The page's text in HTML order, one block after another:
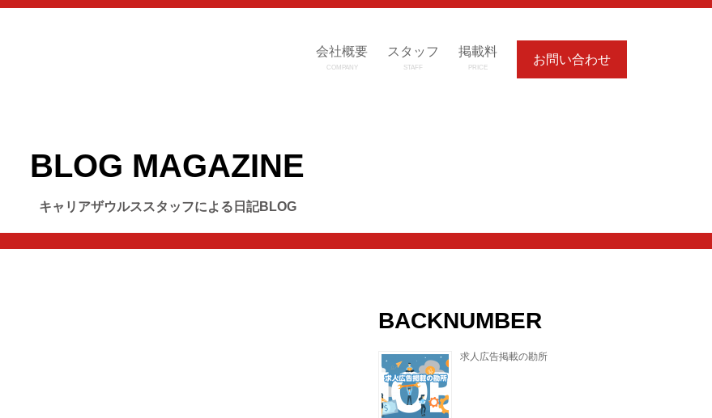
会社概要
COMPANY
スタッフ
STAFF
掲載料
PRICE
お問い合わせ
BLOG MAGAZINE
キャリアザウルススタッフによる日記BLOG
BACKNUMBER
求人広告掲載の勘所